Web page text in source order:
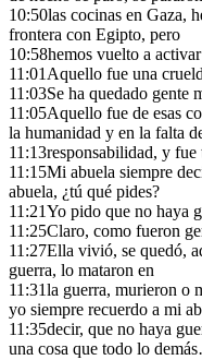
10:50las cocinas en Gaza,
frontera con Egipto, pero
10:58hemos vuelto a
11:01Aquello fue una
11:03Se ha quedado gente
11:05Aquello fue de esas
la humanidad y en la falta
11:13responsabilidad, y fue
11:15Mi abuela siempre
abuela, ¿tú qué pides?
11:21Yo pido que no haya
11:25Claro, como fueron
11:27Ella vivió, se quedó,
guerra, lo mataron en
11:31la guerra, murieron o
yo siempre recuerdo a mi
11:35decir, que no haya
una cosa que todo lo